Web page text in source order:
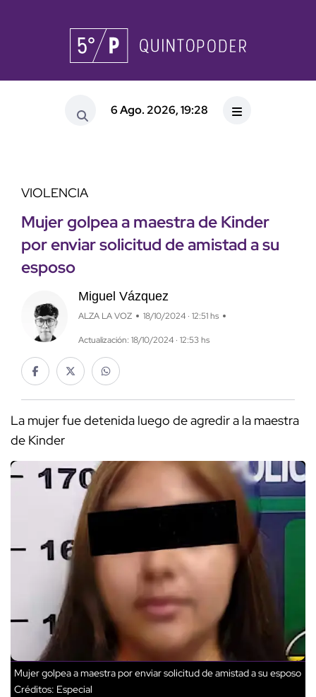
6 Ago. 2026, 19:28
VIOLENCIA
Mujer golpea a maestra de Kinder
por enviar solicitud de amistad a su
esposo
Miguel Vázquez
ALZA LA VOZ 18/10/2024 · 12:51 hs
Actualización: 18/10/2024 · 12:53 hs
La mujer fue detenida luego de agredir a la maestra
de Kinder
Mujer golpea a maestra por enviar solicitud de amistad a su esposo
Créditos: Especial